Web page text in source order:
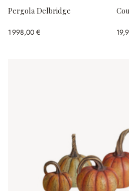
Pergola Delbridge
1 998,00 €